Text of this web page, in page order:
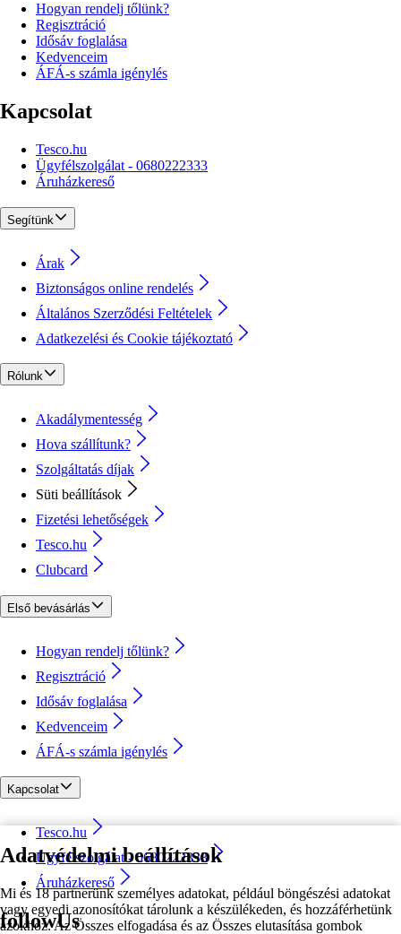
Adatvédelmi beállítások
Mi és 18 partnerünk személyes adatokat, például böngészési adatokat
vagy egyedi azonosítókat tárolunk a készülékeden, és hozzáférhetünk
azokhoz. Az Összes elfogadása és az Összes elutasítása gombok
Hogyan rendelj tőlünk?
Regisztráció
Idősáv foglalása
Kedvenceim
ÁFÁ-s számla igénylés
Kapcsolat
Tesco.hu
Ügyfélszolgálat - 0680222333
Áruházkereső
Segítünk
Árak
Biztonságos online rendelés
Általános Szerződési Feltételek
Adatkezelési és Cookie tájékoztató
Rólunk
Akadálymentesség
Hova szállítunk?
Szolgáltatás díjak
Süti beállítások
Fizetési lehetőségek
Tesco.hu
Clubcard
Első bevásárlás
Hogyan rendelj tőlünk?
Regisztráció
Idősáv foglalása
Kedvenceim
ÁFÁ-s számla igénylés
Kapcsolat
Tesco.hu
Ügyfélszolgálat - 0680222333
Áruházkereső
followUs